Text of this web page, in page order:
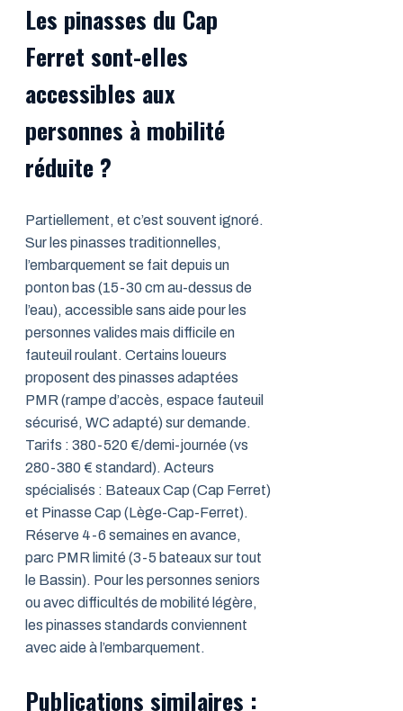
Les pinasses du Cap
Ferret sont-elles
accessibles aux
personnes à mobilité
réduite ?
Partiellement, et c’est souvent ignoré.
Sur les pinasses traditionnelles,
l’embarquement se fait depuis un
ponton bas (15-30 cm au-dessus de
l’eau), accessible sans aide pour les
personnes valides mais difficile en
fauteuil roulant. Certains loueurs
proposent des pinasses adaptées
PMR (rampe d’accès, espace fauteuil
sécurisé, WC adapté) sur demande.
Tarifs : 380-520 €/demi-journée (vs
280-380 € standard). Acteurs
spécialisés : Bateaux Cap (Cap Ferret)
et Pinasse Cap (Lège-Cap-Ferret).
Réserve 4-6 semaines en avance,
parc PMR limité (3-5 bateaux sur tout
le Bassin). Pour les personnes seniors
ou avec difficultés de mobilité légère,
les pinasses standards conviennent
avec aide à l’embarquement.
Publications similaires :